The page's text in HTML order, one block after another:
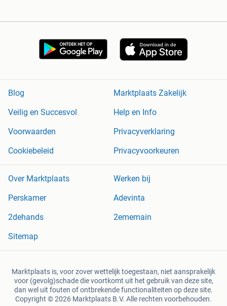
Blog
Marktplaats Zakelijk
Veilig en Succesvol
Help en Info
Voorwaarden
Privacyverklaring
Cookiebeleid
Privacyvoorkeuren
Over Marktplaats
Werken bij
Perskamer
Adevinta
2dehands
2ememain
Sitemap
Marktplaats is, voor zover wettelijk toegestaan, niet aansprakelijk
voor (gevolg)schade die voortkomt uit het gebruik van deze site,
dan wel uit fouten of ontbrekende functionaliteiten op deze site.
Copyright © 2026 Marktplaats B.V. Alle rechten voorbehouden.